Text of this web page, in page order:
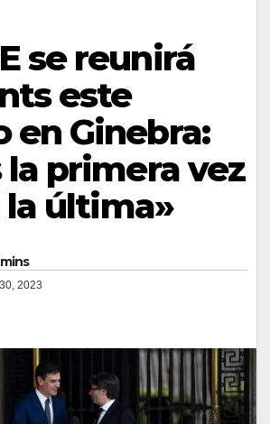
se reunirá
este
en Ginebra:
la primera vez
la última»
2023